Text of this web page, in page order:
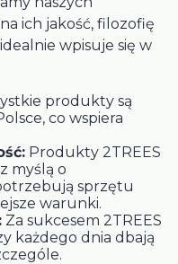
ich jakość, filozofię
idealnie wpisuje się w
produkty są
co wspiera
Produkty 2TREES
myślą o
sprzętu
warunki.
Za sukcesem 2TREES
każdego dnia dbają